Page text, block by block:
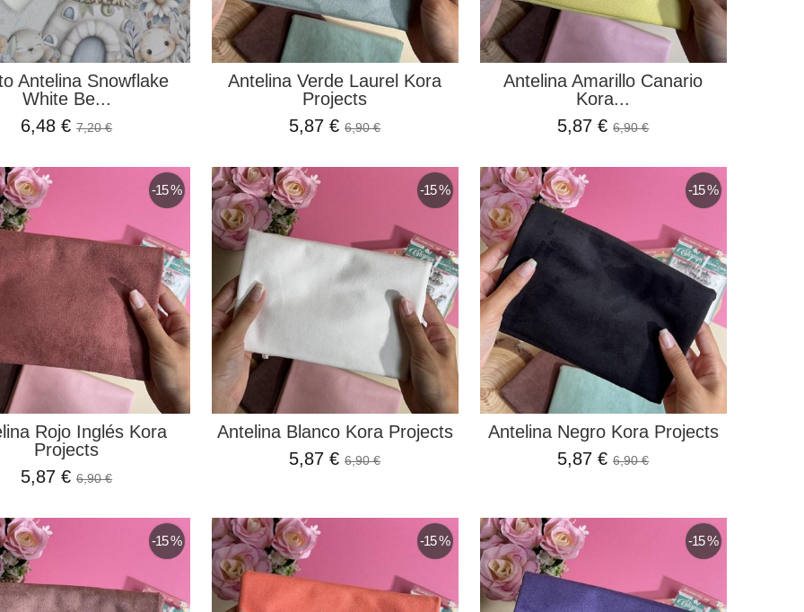
Antelina Snowflake
White Be...
6,48 €7,20 €
Antelina Verde Laurel Kora
Projects
5,87 €6,90 €
Antelina Amarillo Canario
Kora...
5,87 €6,90 €
-15 %
Rojo Inglés Kora
Projects
5,87 €6,90 €
-15 %
Antelina Blanco Kora Projects
5,87 €6,90 €
-15 %
Antelina Negro Kora Projects
5,87 €6,90 €
-15 % -15 % -15 %